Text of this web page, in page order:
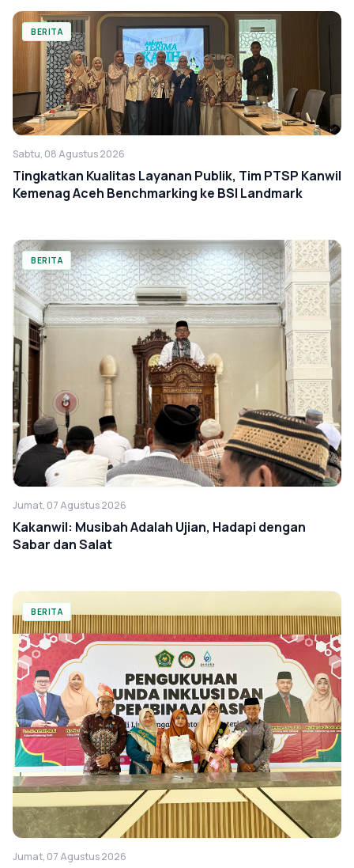
BERITA
Sabtu, 08 Agustus 2026
Tingkatkan Kualitas Layanan Publik, Tim PTSP Kanwil
Kemenag Aceh Benchmarking ke BSI Landmark
BERITA
Jumat, 07 Agustus 2026
Kakanwil: Musibah Adalah Ujian, Hadapi dengan
Sabar dan Salat
BERITA
Jumat, 07 Agustus 2026